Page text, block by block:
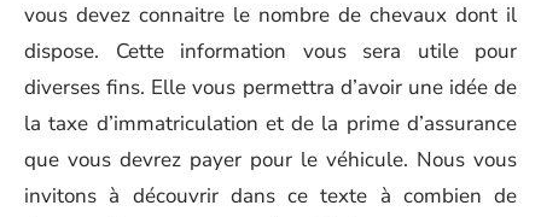
vous devez connaitre le nombre de chevaux dont il
dispose. Cette information vous sera utile pour
diverses fins. Elle vous permettra d’avoir une idée de
la taxe d’immatriculation et de la prime d’assurance
que vous devrez payer pour le véhicule. Nous vous
invitons à découvrir dans ce texte à combien de